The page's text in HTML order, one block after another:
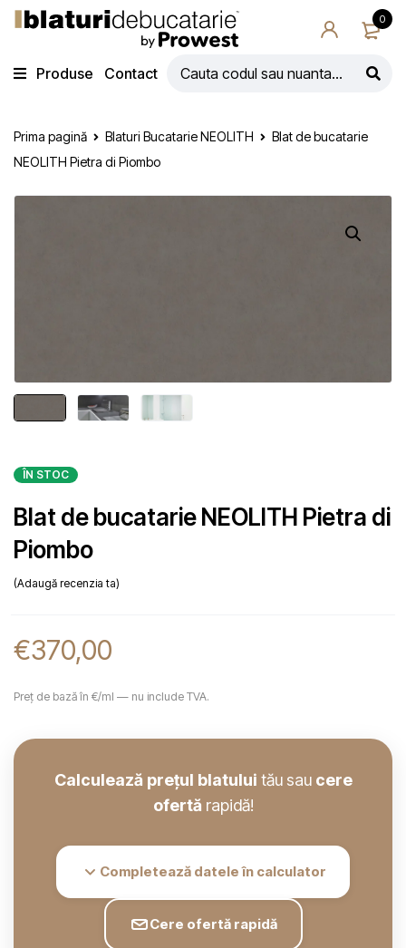
0
Produse Contact
Prima pagină Blaturi Bucatarie NEOLITH
Blat de bucatarie
NEOLITH Pietra di Piombo
ÎN STOC
Blat de bucatarie NEOLITH Pietra di
Piombo
Adaugă recenzia ta
€370,00
Preț de bază în €/ml — nu include TVA.
Calculează prețul blatului tău sau cere
ofertă rapidă!
Completează datele în calculator
Cere ofertă rapidă